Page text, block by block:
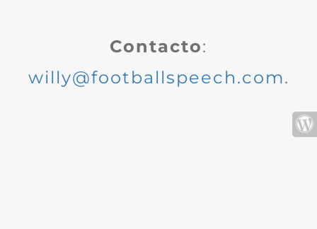
Contacto:
willy@footballspeech.com.